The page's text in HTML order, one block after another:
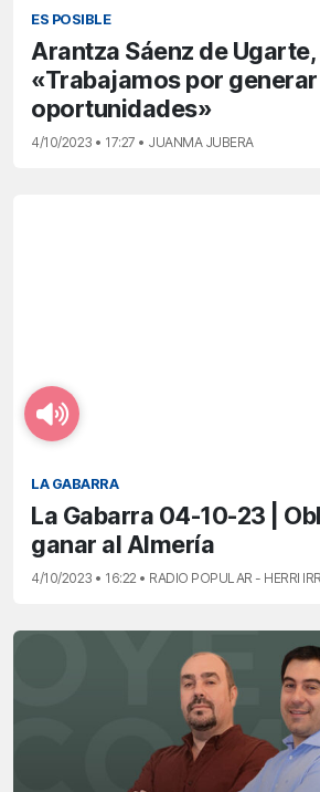
ES POSIBLE
Arantza Sáenz de
«Trabajamos por
oportunidades»
4/10/2023 • 17:27 • JUANMA JUBERA
LA GABARRA
La Gabarra 04-10-23 |
ganar al Almería
4/10/2023 • 16:22 • RADIO POPULAR - HERRI